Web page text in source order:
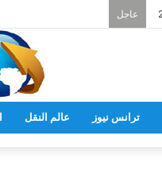
عاجل
ترانس نيوز عالم النقل